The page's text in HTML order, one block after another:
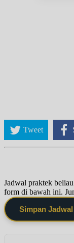
Tweet
Jadwal praktek
form di bawah ini.
Simpan